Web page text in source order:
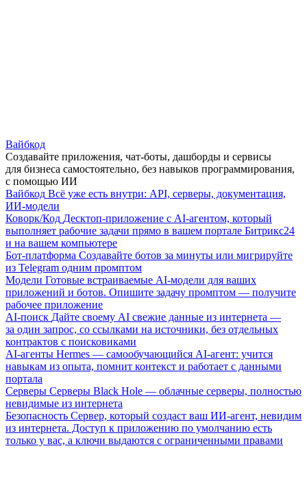
Вайбкод
Создавайте приложения, чат-боты, дашборды и сервисы
для бизнеса самостоятельно, без навыков программирования,
с помощью ИИ
Вайбкод Всё уже есть внутри: API, серверы, документация,
ИИ-модели
Коворк/Код Десктоп-приложение с AI-агентом, который
выполняет рабочие задачи прямо в вашем портале Битрикс24
и на вашем компьютере
Бот-платформа Создавайте ботов за минуты или мигрируйте
из Telegram одним промптом
Модели Готовые встраиваемые AI-модели для ваших
приложений и ботов. Опишите задачу промптом — получите
рабочее приложение
AI-поиск Дайте своему AI свежие данные из интернета —
за один запрос, со ссылками на источники, без отдельных
контрактов с поисковиками
AI-агенты Hermes — самообучающийся AI-агент: учится
навыкам из опыта, помнит контекст и работает с данными
портала
Серверы Серверы Black Hole — облачные серверы, полностью
невидимые из интернета
Безопасность Сервер, который создаст ваш ИИ-агент, невидим
из интернета. Доступ к приложению по умолчанию есть
только у вас, а ключи выдаются с ограниченными правами